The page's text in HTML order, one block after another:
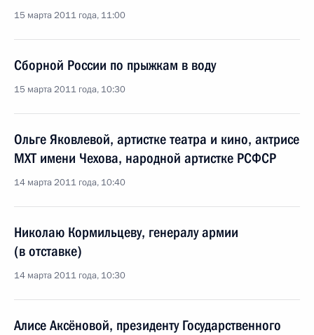
15 марта 2011 года, 11:00
Сборной России по прыжкам в воду
15 марта 2011 года, 10:30
Ольге Яковлевой, артистке театра и кино, актрисе
МХТ имени Чехова, народной артистке РСФСР
14 марта 2011 года, 10:40
Николаю Кормильцеву, генералу армии
(в отставке)
14 марта 2011 года, 10:30
Алисе Аксёновой, президенту Государственного